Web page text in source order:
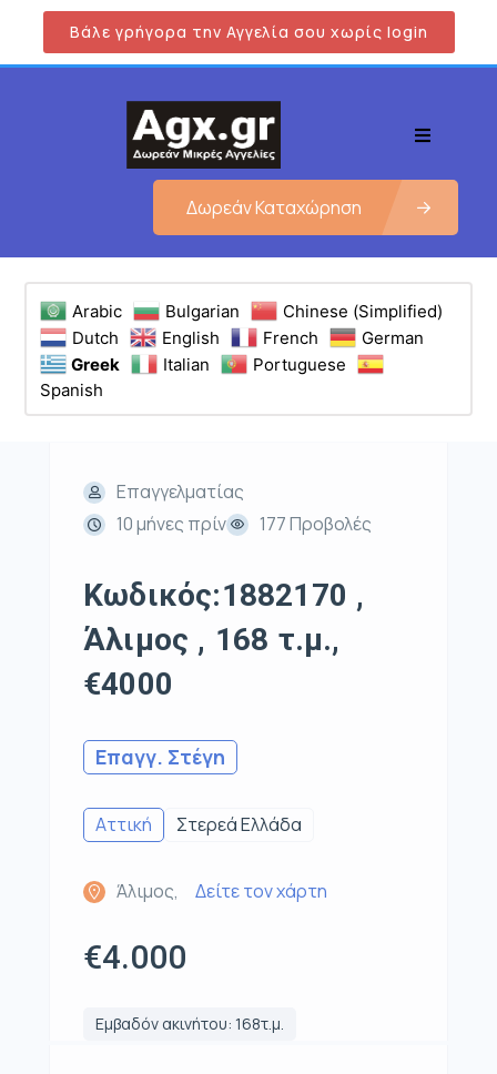
Βάλε γρήγορα την Αγγελία σου χωρίς login
Δωρεάν Καταχώρηση
Arabic Bulgarian
Chinese (Simplified)
Dutch
English French
German
Greek
Italian
Portuguese
Spanish
Επαγγελματίας
10 μήνες πρίν
177 Προβολές
Κωδικός:1882170 ,
Άλιμος , 168 τ.μ.,
€4000
Επαγγ. Στέγη
Αττική Στερεά Ελλάδα
Άλιμος, Δείτε τον χάρτη
€4.000
Εμβαδόν ακινήτου: 168τ.μ.